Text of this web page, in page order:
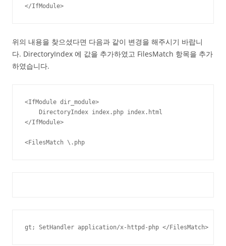
</IfModule>
위의 내용을 찾으셨다면 다음과 같이 변경을 해주시기 바랍니
다. DirectoryIndex 에 값을 추가하였고 FilesMatch 항목을 추가
하였습니다.
<IfModule dir_module>
    DirectoryIndex index.php index.html
</IfModule>
<FilesMatch \.php
gt; SetHandler application/x-httpd-php </FilesMatch>